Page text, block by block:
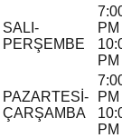
SALI-
PERŞEMBE
PM
PM
PAZARTESİ-
ÇARŞAMBA
PM
PM